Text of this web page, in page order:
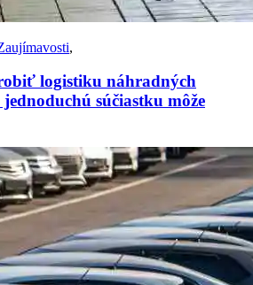
,
logistiku náhradných
súčiastku môže